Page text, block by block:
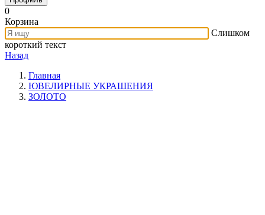
0
Корзина
Слишком
короткий текст
Назад
Главная
ЮВЕЛИРНЫЕ УКРАШЕНИЯ
ЗОЛОТО